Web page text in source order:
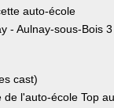
auto-école
- Aulnay-sous-Bois
cast)
de l'auto-école Top